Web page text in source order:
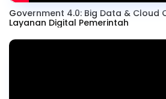
Government 4.0: Big Data & Cloud
Layanan Digital Pemerintah